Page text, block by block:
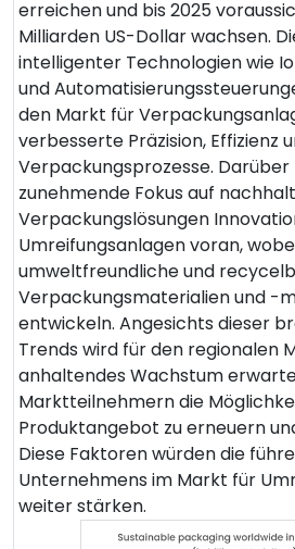
erreichen und bis 2025
Milliarden US-Dollar wachsen.
intelligenter Technologien wie
und
den Markt für
verbesserte Präzision, Effizienz
Verpackungsprozesse.
zunehmende Fokus auf
Verpackungslösungen
Umreifungsanlagen voran,
umweltfreundliche und
Verpackungsmaterialien und -
entwickeln. Angesichts dieser
Trends wird für den regionalen
anhaltendes Wachstum
Marktteilnehmern die
Produktangebot zu erneuern
Diese Faktoren würden die
Unternehmens im Markt für
weiter stärken.